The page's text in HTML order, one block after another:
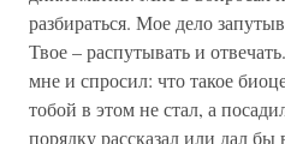
разбираться. Мое дело
Твое – распутывать и
мне и спросил: что такое
тобой в этом не стал, а
порядку рассказал или дал